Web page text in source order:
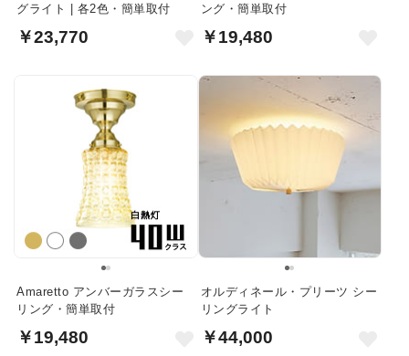
グライト | 各2色・簡単取付
￥23,770
ング・簡単取付
￥19,480
Amaretto アンバーガラスシー
リング・簡単取付
￥19,480
オルディネール・プリーツ シー
リングライト
￥44,000